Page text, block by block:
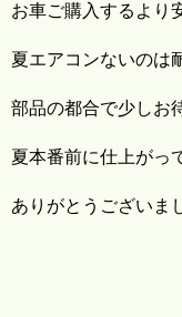
お車ご購入するより
夏エアコンないのは
部品の都合で少しお
夏本番前に仕上がっ
ありがとうございま